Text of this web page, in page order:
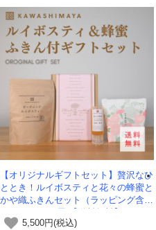
【オリジナルギフトセット】贅沢なひ
ととき！ルイボスティと花々の蜂蜜と
かや織ふきんセット（ラッピング含
5,500円(税込)